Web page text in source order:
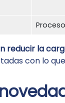
reducir la
con lo